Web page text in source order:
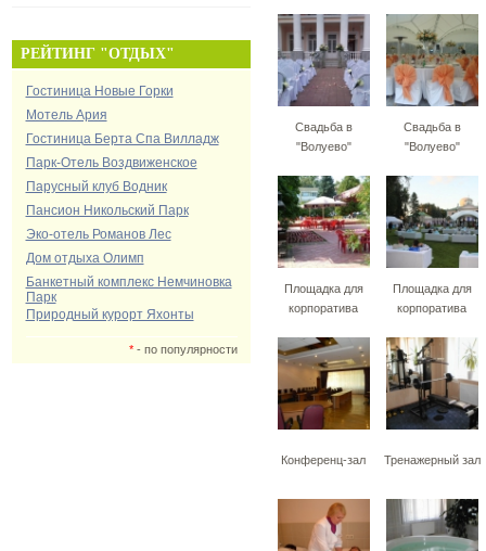
РЕЙТИНГ "ОТДЫХ"
Гостиница Новые Горки
Мотель Ария
Гостиница Берта Спа Вилладж
Парк-Отель Воздвиженское
Парусный клуб Водник
Пансион Никольский Парк
Эко-отель Романов Лес
Дом отдыха Олимп
Банкетный комплекс Немчиновка
Парк
Природный курорт Яхонты
*- по популярности
Свадьба в
"Волуево"
Свадьба в
"Волуево"
Площадка для
корпоратива
Площадка для
корпоратива
Конференц-зал Тренажерный зал